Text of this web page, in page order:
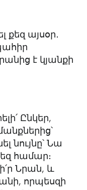
քեզ այսօր․
է կյանքի
Ընկեր,
նույնը՝ Նա
համար։
Նրան, և
որպեսզի